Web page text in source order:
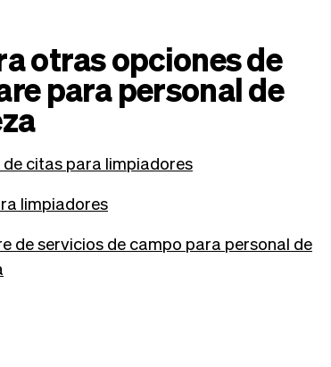
otras opciones de
para personal de
citas para limpiadores
limpiadores
de servicios de campo para personal de